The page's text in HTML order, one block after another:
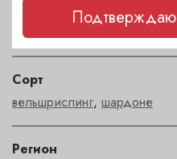
Австрия
Сорт
вельшрислинг, шардоне
Регион
Подтверждаю